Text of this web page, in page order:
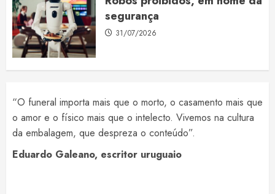
segurança
31/07/2026
“O funeral importa mais que o morto, o casamento mais que
o amor e o físico mais que o intelecto. Vivemos na cultura
da embalagem, que despreza o conteúdo”.
Eduardo Galeano, escritor uruguaio